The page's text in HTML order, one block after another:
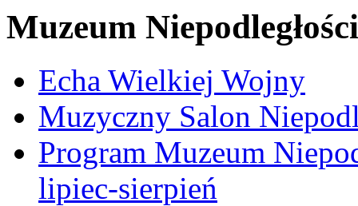
Muzeum Niepodległości
Echa Wielkiej Wojny
Muzyczny Salon
Program Muzeum
lipiec-sierpień